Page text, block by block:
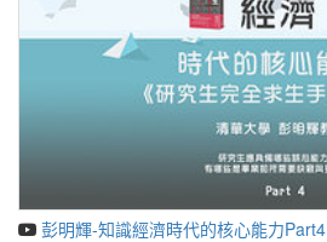
彭明輝-知識經濟時代的核心能力Part4